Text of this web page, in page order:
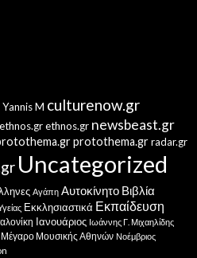
M culturenow.gr
ethnos.grethnos.gr newsbeast.gr
protothema.grradar.gr
Uncategorized
Αγάπη Αυτοκίνητο Βιβλία
Εκκλησιαστικά Εκπαίδευση
Ιανουάριος Ιωάννης Γ. Μιχαηλίδης
Μέγαρο Μουσικής Αθηνών Νοέμβριος